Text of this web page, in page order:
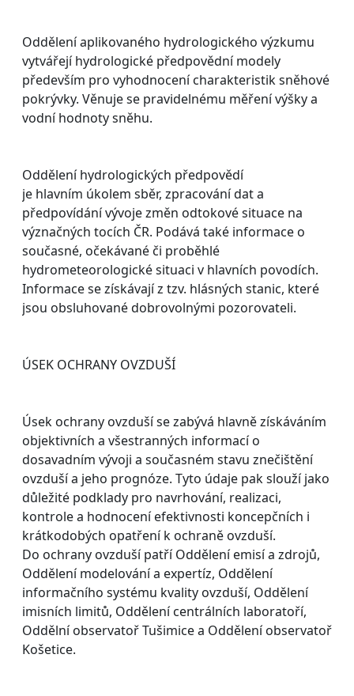
Oddělení aplikovaného hydrologického výzkumu
vytvářejí hydrologické předpovědní modely
především pro vyhodnocení charakteristik sněhové
pokrývky. Věnuje se pravidelnému měření výšky a
vodní hodnoty sněhu.
Oddělení hydrologických předpovědí
je hlavním úkolem sběr, zpracování dat a
předpovídání vývoje změn odtokové situace na
význačných tocích ČR. Podává také informace o
současné, očekávané či proběhlé
hydrometeorologické situaci v hlavních povodích.
Informace se získávají z tzv. hlásných stanic, které
jsou obsluhované dobrovolnými pozorovateli.
ÚSEK OCHRANY OVZDUŠÍ
Úsek ochrany ovzduší se zabývá hlavně získáváním
objektivních a všestranných informací o
dosavadním vývoji a současném stavu znečištění
ovzduší a jeho prognóze. Tyto údaje pak slouží jako
důležité podklady pro navrhování, realizaci,
kontrole a hodnocení efektivnosti koncepčních i
krátkodobých opatření k ochraně ovzduší.
Do ochrany ovzduší patří Oddělení emisí a zdrojů,
Oddělení modelování a expertíz, Oddělení
informačního systému kvality ovzduší, Oddělení
imisních limitů, Oddělení centrálních laboratoří,
Oddělní observatoř Tušimice a Oddělení observatoř
Košetice.